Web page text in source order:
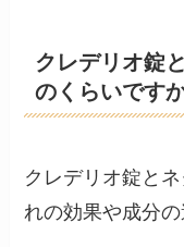
クレデリオ錠
のくらいです
クレデリオ錠と
れの効果や成分の